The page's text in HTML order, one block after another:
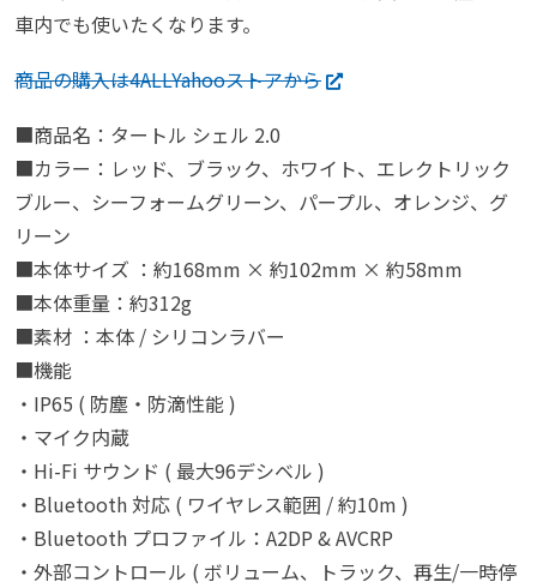
車内でも使いたくなります。
商品の購入は4ALLYahooストアから
■商品名：タートル シェル 2.0
■カラー：レッド、ブラック、ホワイト、エレクトリック
ブルー、シーフォームグリーン、パープル、オレンジ、グ
リーン
■本体サイズ ：約168mm × 約102mm × 約58mm
■本体重量：約312g
■素材 ：本体 / シリコンラバー
■機能
・IP65 ( 防塵・防滴性能 )
・マイク内蔵
・Hi-Fi サウンド ( 最大96デシベル )
・Bluetooth 対応 ( ワイヤレス範囲 / 約10m )
・Bluetooth プロファイル：A2DP & AVCRP
・外部コントロール ( ボリューム、トラック、再生/一時停